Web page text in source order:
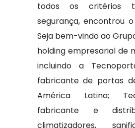
todos os critérios
segurança, encontrou
Seja bem-vindo ao
holding empresarial de
incluindo a
fabricante de portas
América Latina;
fabricante e
climatizadores,